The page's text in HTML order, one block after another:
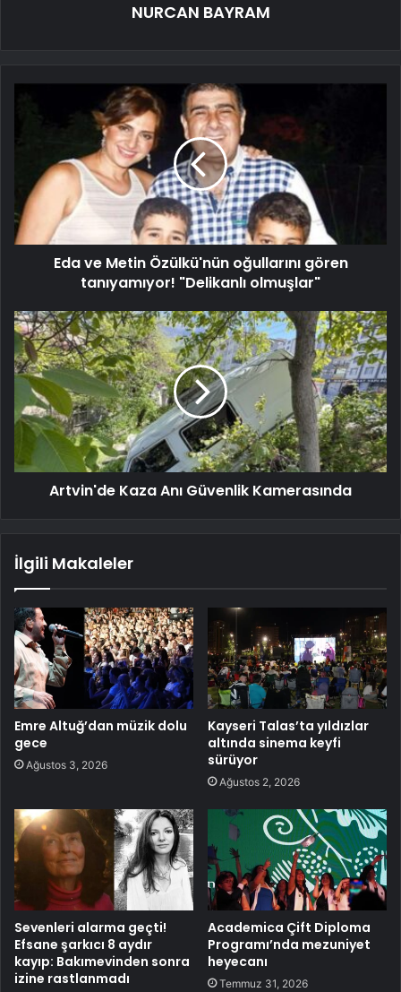
NURCAN BAYRAM
Eda ve Metin Özülkü'nün oğullarını gören
tanıyamıyor! "Delikanlı olmuşlar"
Artvin'de Kaza Anı Güvenlik Kamerasında
İlgili Makaleler
Emre Altuğ’dan müzik dolu
gece
Ağustos 3, 2026
Kayseri Talas’ta yıldızlar
altında sinema keyfi
sürüyor
Ağustos 2, 2026
Sevenleri alarma geçti!
Efsane şarkıcı 8 aydır
kayıp: Bakımevinden sonra
izine rastlanmadı
Academica Çift Diploma
Programı’nda mezuniyet
heyecanı
Temmuz 31, 2026